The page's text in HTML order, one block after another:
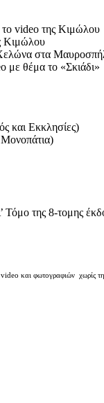
το video της Κιμώλου
Κιμώλου
στα
με θέμα το «Σκιάδι»
και Εκκλησίες)
Τόμο της 8-τομης
και φωτογραφιών χωρίς